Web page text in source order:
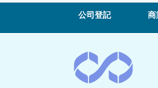
公司登記 商